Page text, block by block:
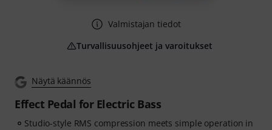
Näytä käännös
Effect Pedal for Electric Bass
Studio-style RMS compression meets simple operation in
Valmistajan tiedot
Turvallisuusohjeet ja varoitukset